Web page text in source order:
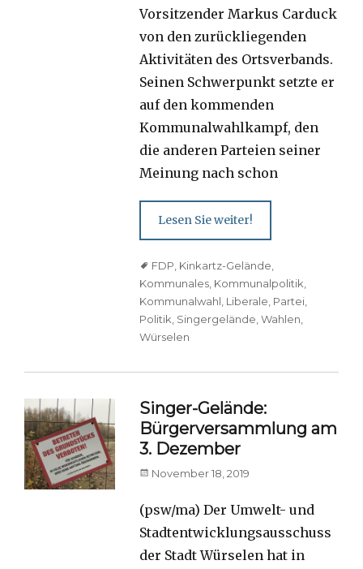
Vorsitzender Markus Carduck
von den zurückliegenden
Aktivitäten des Ortsverbands.
Seinen Schwerpunkt setzte er
auf den kommenden
Kommunalwahlkampf, den
die anderen Parteien seiner
Meinung nach schon
Lesen Sie weiter!
TagsFDP Kinkartz-Gelände
Kommunales Kommunalpolitik
Kommunalwahl Liberale Partei
Politik Singergelände ,Wahlen
Würselen
Singer-Gelände:
Bürgerversammlung am
3. Dezember
Posted
November 18, 2019
(psw/ma) Der Umwelt- und
Stadtentwicklungsausschuss
der Stadt Würselen hat in